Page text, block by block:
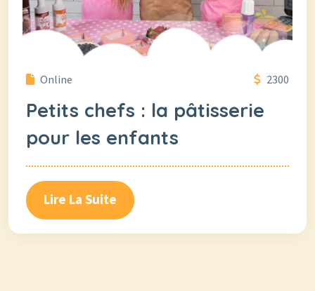
Online 2300
Petits chefs : la pâtisserie
pour les enfants
Lire La Suite